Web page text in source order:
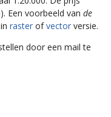
Een voorbeeld van de
raster ofvector versie.
door een mail te